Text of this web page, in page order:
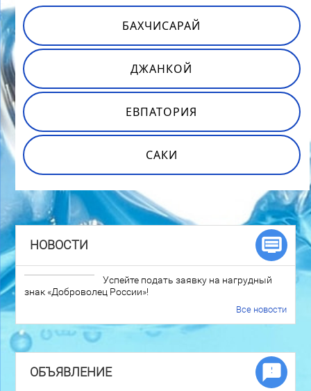
БАХЧИСАРАЙ
ДЖАНКОЙ
ЕВПАТОРИЯ
САКИ
НОВОСТИ
Успейте подать заявку на нагрудный
знак «Доброволец России»!
Все новости
ОБЪЯВЛЕНИЕ